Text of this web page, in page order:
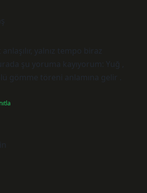
yalnız tempo biraz
şu yoruma kayıyorum: Yuğ ,
gömme töreni anlamına gelir .